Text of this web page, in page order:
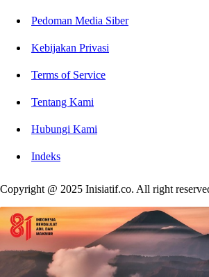
Pedoman Media Siber
Kebijakan Privasi
Terms of Service
Tentang Kami
Hubungi Kami
Indeks
Copyright @ 2025 Inisiatif.co. All right